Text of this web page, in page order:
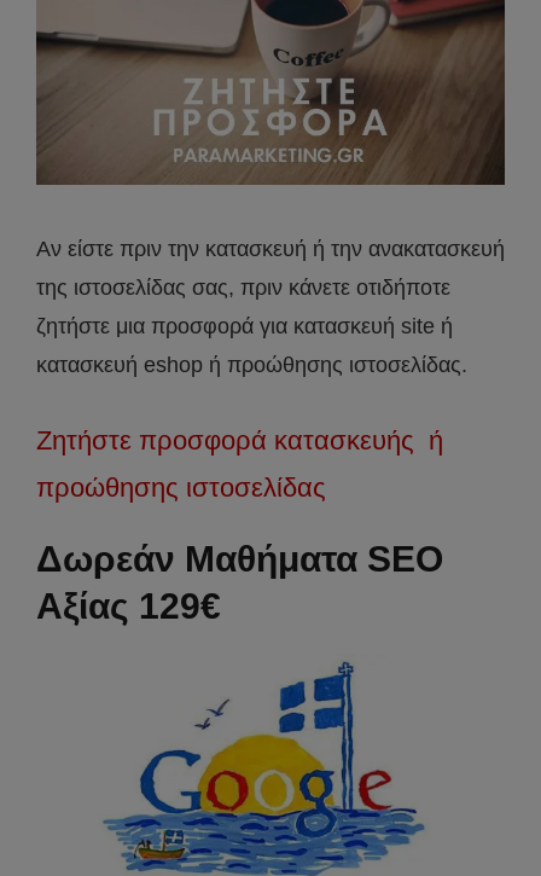
Αν είστε πριν την κατασκευή ή την ανακατασκευή
της ιστοσελίδας σας, πριν κάνετε οτιδήποτε
ζητήστε μια προσφορά για κατασκευή site ή
κατασκευή eshop ή προώθησης ιστοσελίδας.
Ζητήστε προσφορά κατασκευής ή
προώθησης ιστοσελίδας
Δωρεάν Μαθήματα SEO
Αξίας 129€